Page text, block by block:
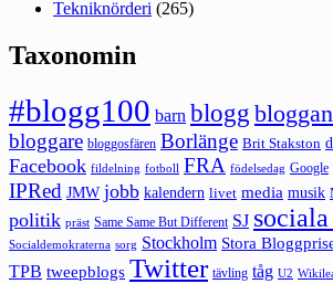
Tekniknörderi (265)
Taxonomin
#blogg100 barn blogg
bloggare bloggosfären Borlänge Brit Stakston
Facebook fildelning fotboll FRA födelsedag Google
IPRed JMW jobb kalendern livet media musik
politik präst Same Same But Different SJ
Socialdemokraterna sorg Stockholm Stora
TPB tweepblogs Twitter tävling tåg U2